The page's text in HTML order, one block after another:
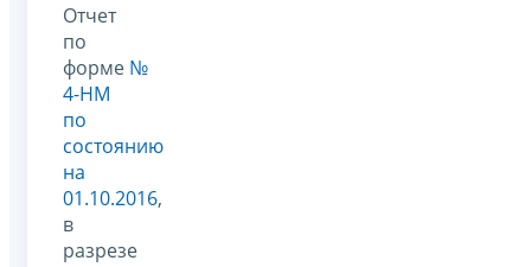
Отчет
по
форме №
4-НМ
по
состоянию
на
01.10.2016,
в
разрезе